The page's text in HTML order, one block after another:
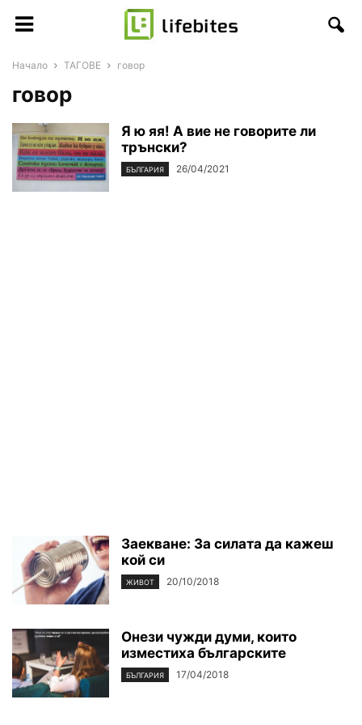
Начало ТАГОВЕ говор
говор
Я ю яя! А вие не говорите ли
трънски?
БЪЛГАРИЯ 26/04/2021
Заекване: За силата да кажеш
кой си
ЖИВОТ 20/10/2018
Онези чужди думи, които
изместиха българските
БЪЛГАРИЯ 17/04/2018